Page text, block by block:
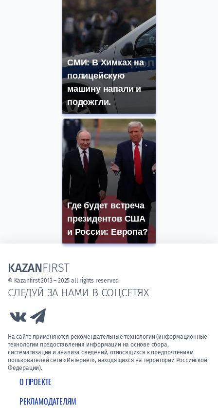
СМИ: В Химках на
полицейскую
машину напали и
подожгли.
Где будет встреча
президентов США
и России: Европа?
О ПРОЕКТЕ
РЕКЛАМОДАТЕЛЯМ
СЛЕДУЙ ЗА НАМИ В СОЦСЕТЯХ
Link to Vk
На сайте применяются рекомендательные технологии (информационные
технологии предоставления информации на основе сбора,
систематизации и анализа сведений, относящихся к предпочтениям
пользователей сети «Интернет», находящихся на территории Российской
Федерации).
KAZANFIRST
© Kazanfirst 2013 – 2025 all rights reserved